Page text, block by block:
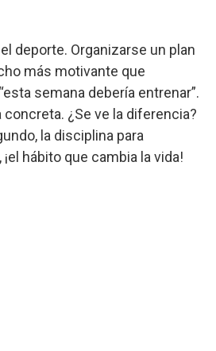
deporte. Organizarse un plan
más motivante que
semana debería entrenar”.
¿Se ve la diferencia?
la disciplina para
hábito que cambia la vida!